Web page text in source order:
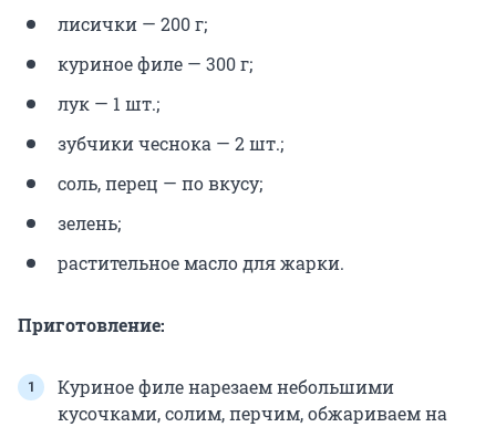
лисички — 200 г;
куриное филе — 300 г;
лук — 1 шт.;
зубчики чеснока — 2 шт.;
соль, перец — по вкусу;
зелень;
растительное масло для жарки.
Приготовление:
Куриное филе нарезаем небольшими
кусочками, солим, перчим, обжариваем на